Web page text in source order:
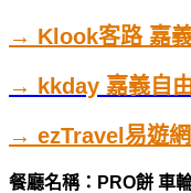
→ Klook客路 嘉
→ kkday 嘉義自
→ ezTravel易遊
餐廳名稱：PRO餅 車